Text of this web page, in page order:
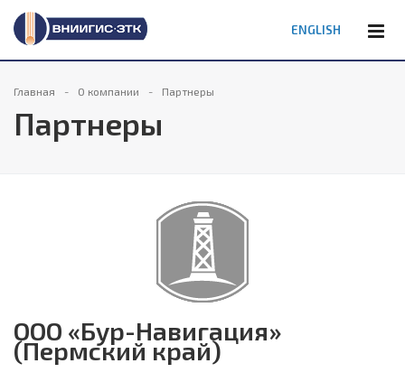
ENGLISH
Главная О компании Партнеры
Партнеры
ООО «Бур-Навигация»
(Пермский край)